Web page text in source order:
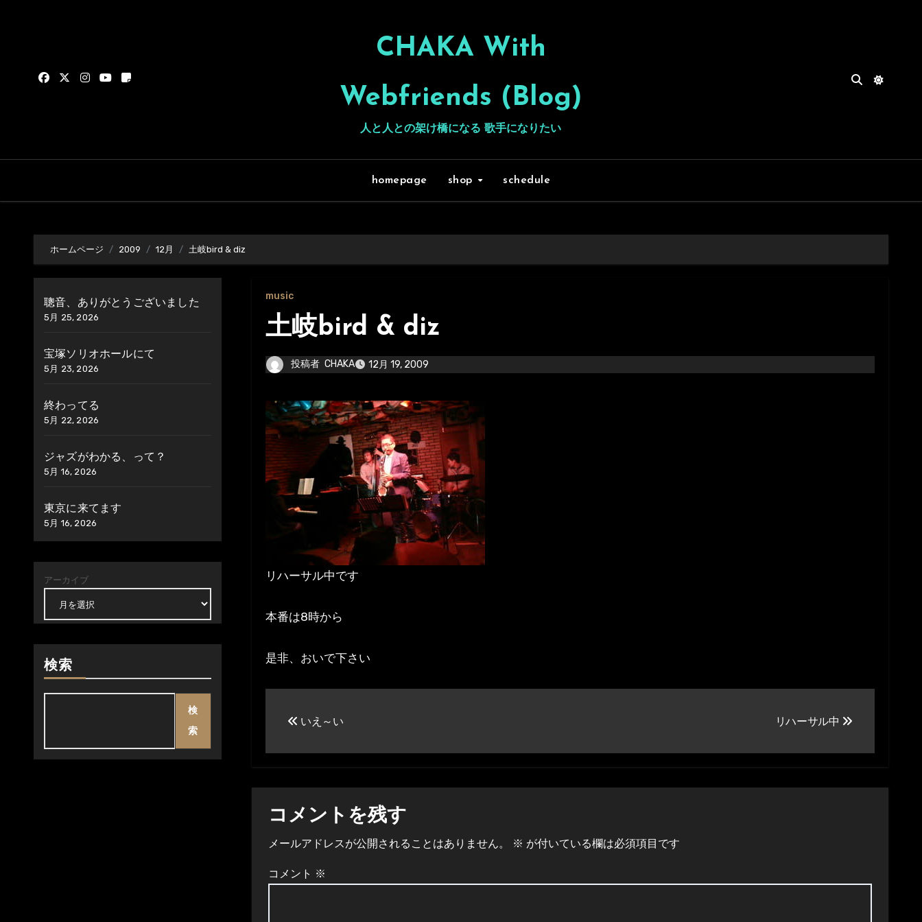
CHAKA With
Webfriends (Blog)
人と人との架け橋になる 歌手になりたい
homepage shop schedule
ホームページ 2009 12月 土岐bird & diz
聰音、ありがとうございました
5月 25, 2026
宝塚ソリオホールにて
5月 23, 2026
終わってる
5月 22, 2026
ジャズがわかる、って？
5月 16, 2026
東京に来てます
5月 16, 2026
アーカイブ
検索
検
索
music
土岐bird & diz
投稿者 CHAKA 12月 19, 2009
リハーサル中です
本番は8時から
是非、おいで下さい
ナ
ビ
ゲ
ー
シ
いえ～い リハーサル中
コメントを残す
メールアドレスが公開されることはありません。 ※ が付いている欄は必須項目です
コメント ※